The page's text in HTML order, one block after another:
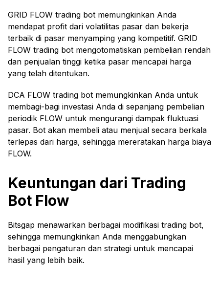
GRID FLOW trading bot memungkinkan Anda
mendapat profit dari volatilitas pasar dan bekerja
terbaik di pasar menyamping yang kompetitif. GRID
FLOW trading bot mengotomatiskan pembelian rendah
dan penjualan tinggi ketika pasar mencapai harga
yang telah ditentukan.
DCA FLOW trading bot memungkinkan Anda untuk
membagi-bagi investasi Anda di sepanjang pembelian
periodik FLOW untuk mengurangi dampak fluktuasi
pasar. Bot akan membeli atau menjual secara berkala
terlepas dari harga, sehingga mereratakan harga biaya
FLOW.
Keuntungan dari Trading
Bot Flow
Bitsgap menawarkan berbagai modifikasi trading bot,
sehingga memungkinkan Anda menggabungkan
berbagai pengaturan dan strategi untuk mencapai
hasil yang lebih baik.